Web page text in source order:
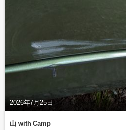
2026年7月25日
山 with Camp